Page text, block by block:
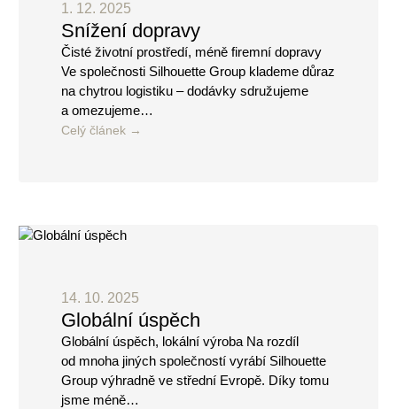
1. 12. 2025
Snížení dopravy
Čisté životní prostředí, méně firemní dopravy
Ve společnosti Silhouette Group klademe důraz
na chytrou logistiku – dodávky sdružujeme
a omezujeme…
Celý článek
14. 10. 2025
Globální úspěch
Globální úspěch, lokální výroba Na rozdíl
od mnoha jiných společností vyrábí Silhouette
Group výhradně ve střední Evropě. Díky tomu
jsme méně…